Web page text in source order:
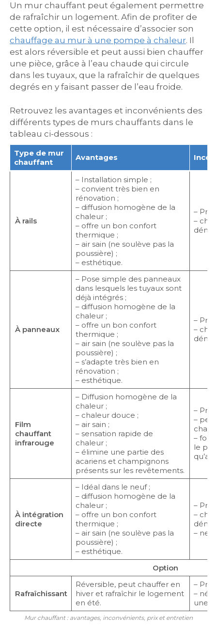
Un mur chauffant peut également permettre
de rafraîchir un logement. Afin de profiter de
cette option, il est nécessaire d’associer son
chauffage au mur à une pompe à chaleur. Il
est alors réversible et peut aussi bien chauffer
une pièce, grâce à l’eau chaude qui circule
dans les tuyaux, que la rafraîchir de quelques
degrés en y faisant passer de l’eau froide.
Retrouvez les avantages et inconvénients des
différents types de murs chauffants dans le
tableau ci-dessous :
Type de mur
chauffant
Avantages
À rails
– Installation simple ;
– convient très bien en
rénovation ;
– diffusion homogène de la
chaleur ;
– offre un bon confort
thermique ;
– air sain (ne soulève pas la
poussière) ;
– esthétique.
– Prix
–
À panneaux
– Pose simple des panneaux
dans lesquels les tuyaux sont
déjà intégrés ;
– diffusion homogène de la
chaleur ;
– offre un bon confort
thermique ;
– air sain (ne soulève pas la
poussière) ;
– s’adapte très bien en
rénovation ;
– esthétique.
– Prix
–
Film
chauffant
infrarouge
– Diffusion homogène de la
chaleur ;
– chaleur douce ;
– air sain ;
– sensation rapide de
chaleur ;
– élimine une partie des
acariens et champignons
présents sur les revêtements.
– Prix
– peu
–
le
À intégration
directe
– Idéal dans le neuf ;
– diffusion homogène de la
chaleur ;
– offre un bon confort
thermique ;
– air sain (ne soulève pas la
poussière) ;
– esthétique.
– Prix
–
– ne
Option
Rafraîchissant
Réversible, peut chauffer en
hiver et rafraîchir le logement
en été.
– Prix
–
une
Mur chauffant : avantages, inconvénients, prix et entretien